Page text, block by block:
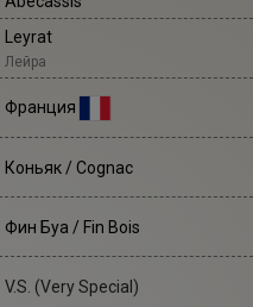
Leyrat
Лейра
Франция
Коньяк / Cognac
Фин Буа / Fin Bois
V.S. (Very Special)